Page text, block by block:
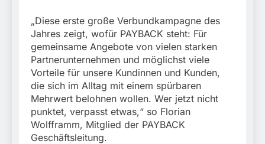
„Diese erste große Verbundkampagne des
Jahres zeigt, wofür PAYBACK steht: Für
gemeinsame Angebote von vielen starken
Partnerunternehmen und möglichst viele
Vorteile für unsere Kundinnen und Kunden,
die sich im Alltag mit einem spürbaren
Mehrwert belohnen wollen. Wer jetzt nicht
punktet, verpasst etwas,“ so Florian
Wolfframm, Mitglied der PAYBACK
Geschäftsleitung.